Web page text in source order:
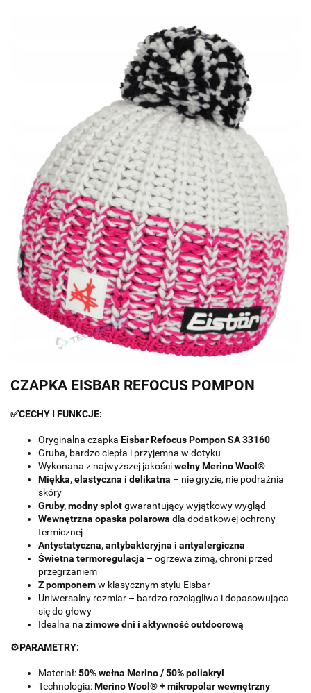
CZAPKA EISBAR REFOCUS POMPON
✅CECHY I FUNKCJE:
Oryginalna czapka Eisbar Refocus Pompon SA 33160
Gruba, bardzo ciepła i przyjemna w dotyku
Wykonana z najwyższej jakościwełny Merino Wool®
Miękka, elastyczna i delikatna – nie gryzie, nie podrażnia
skóry
Gruby, modny splotgwarantujący wyjątkowy wygląd
Wewnętrzna opaska polarowa dla dodatkowej ochrony
termicznej
Antystatyczna, antybakteryjna i antyalergiczna
Świetna termoregulacja – ogrzewa zimą, chroni przed
przegrzaniem
Z pomponemw klasycznym stylu Eisbar
Uniwersalny rozmiar – bardzo rozciągliwa i dopasowująca
się do głowy
Idealna na zimowe dni i aktywność outdoorową
⚙️PARAMETRY:
Materiał:50% wełna Merino / 50% poliakryl
Technologia:Merino Wool® + mikropolar wewnętrzny